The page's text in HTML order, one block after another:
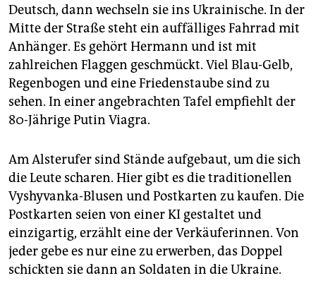
Deutsch, dann wechseln sie ins Ukrainische. In der
Mitte der Straße steht ein auffälliges Fahrrad mit
Anhänger. Es gehört Hermann und ist mit
zahlreichen Flaggen geschmückt. Viel Blau-Gelb,
Regenbogen und eine Friedenstaube sind zu
sehen. In einer angebrachten Tafel empfiehlt der
80-Jährige Putin Viagra.
Am Alsterufer sind Stände aufgebaut, um die sich
die Leute scharen. Hier gibt es die traditionellen
Vyshyvanka-Blusen und Postkarten zu kaufen. Die
Postkarten seien von einer KI gestaltet und
einzigartig, erzählt eine der Verkäuferinnen. Von
jeder gebe es nur eine zu erwerben, das Doppel
schickten sie dann an Soldaten in die Ukraine.